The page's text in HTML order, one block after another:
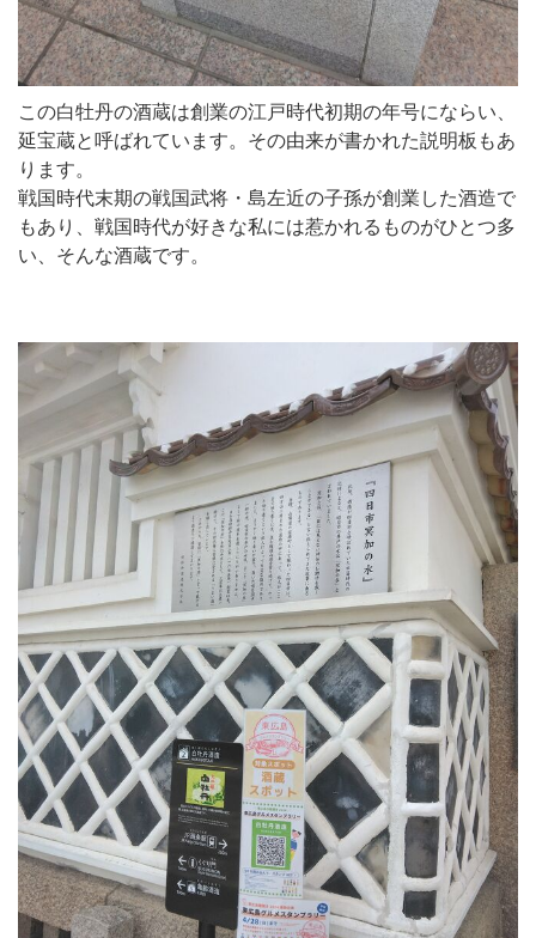
この白牡丹の酒蔵は創業の江戸時代初期の年号にならい、
延宝蔵と呼ばれています。その由来が書かれた説明板もあ
ります。
戦国時代末期の戦国武将・島左近の子孫が創業した酒造で
もあり、戦国時代が好きな私には惹かれるものがひとつ多
い、そんな酒蔵です。